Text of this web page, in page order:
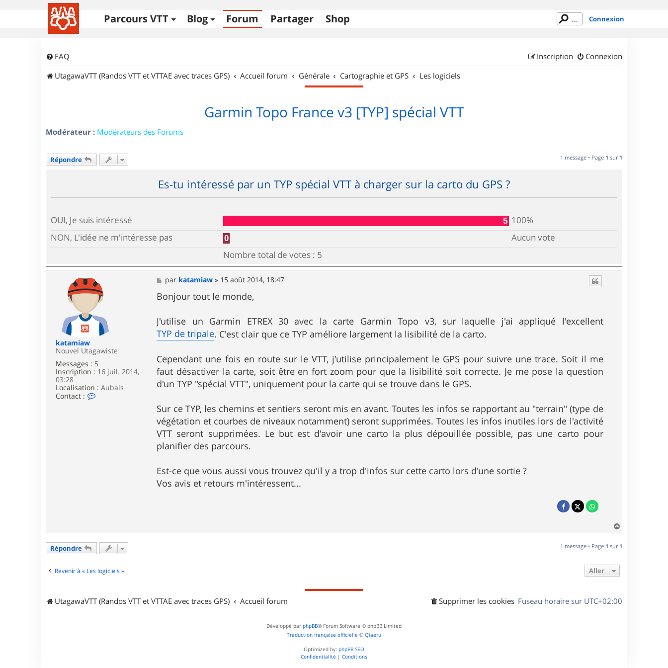
Parcours VTT Blog Forum Partager Shop Connexion
FAQ Connexion
Inscription
UtagawaVTT (Randos VTT et VTTAE avec traces GPS)
Accueil forum Générale Cartographie et GPS Les logiciels
Garmin Topo France v3 [TYP] spécial VTT
Modérateur : Modérateurs des Forums
Répondre 1 message • Page 1 sur 1
Es-tu intéressé par un TYP spécial VTT à charger sur la carto du GPS ?
OUI, Je suis intéressé 5 100%
NON, L'idée ne m'intéresse pas
0
Aucun vote
Nombre total de votes : 5
katamiaw
Nouvel Utagawiste
Messages : 5
Inscription : 16 juil. 2014,
03:28
Localisation : Aubais
Contact :
M
e
s
s
g
e
par katamiaw » 15 août 2014, 18:47
Bonjour tout le monde,
J'utilise un Garmin ETREX 30 avec la carte Garmin Topo v3, sur laquelle j'ai appliqué l'excellent
TYP de tripale. C'est clair que ce TYP améliore largement la lisibilité de la carto.
Cependant une fois en route sur le VTT, j'utilise principalement le GPS pour suivre une trace. Soit il me
faut désactiver la carte, soit être en fort zoom pour que la lisibilité soit correcte. Je me pose la question
d'un TYP "spécial VTT", uniquement pour la carte qui se trouve dans le GPS.
Sur ce TYP, les chemins et sentiers seront mis en avant. Toutes les infos se rapportant au "terrain" (type de
végétation et courbes de niveaux notamment) seront supprimées. Toutes les infos inutiles lors de l'activité
VTT seront supprimées. Le but est d'avoir une carto la plus dépouillée possible, pas une carto pour
planifier des parcours.
Est-ce que vous aussi vous trouvez qu'il y a trop d'infos sur cette carto lors d'une sortie ?
Vos avis et retours m'intéressent...
a
t
Répondre 1 message • Page 1 sur 1
Revenir à « Les logiciels » Aller
UtagawaVTT (Randos VTT et VTTAE avec traces GPS) Accueil forum Fuseau horaire sur UTC+02:00
Supprimer les cookies
Développé par phpBB® Forum Software © phpBB Limited
Traduction française officielle © Qiaeru
Optimized by: phpBB SEO
Confidentialité | Conditions